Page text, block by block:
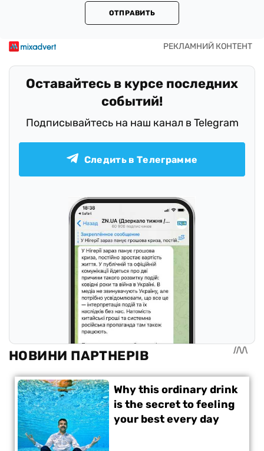
ОТПРАВИТЬ
Оставайтесь в курсе последних
событий!
Подписывайтесь на наш канал в Telegram
Следить в Телеграмме